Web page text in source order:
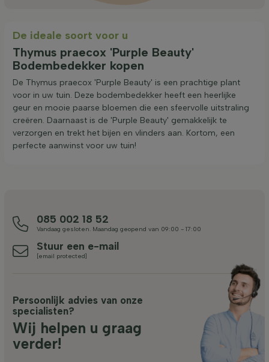
De ideale soort voor u
Thymus praecox 'Purple Beauty'
Bodembedekker kopen
De Thymus praecox 'Purple Beauty' is een prachtige plant
voor in uw tuin. Deze bodembedekker heeft een heerlijke
geur en mooie paarse bloemen die een sfeervolle uitstraling
creëren. Daarnaast is de 'Purple Beauty' gemakkelijk te
verzorgen en trekt het bijen en vlinders aan. Kortom, een
perfecte aanwinst voor uw tuin!
085 002 18 52
Vandaag gesloten. Maandag geopend van 09:00 - 17:00
Stuur een e-mail
[email protected]
Persoonlijk advies van onze
specialisten?
Wij helpen u graag
verder!